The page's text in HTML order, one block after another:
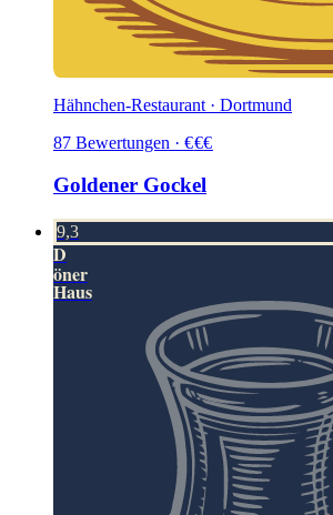
Hähnchen-Restaurant · Dortmund
87 Bewertungen · €€€
Goldener Gockel
9,3
D
öner
Haus